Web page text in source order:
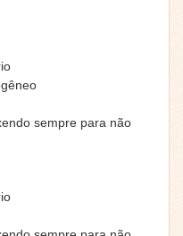
sempre para não